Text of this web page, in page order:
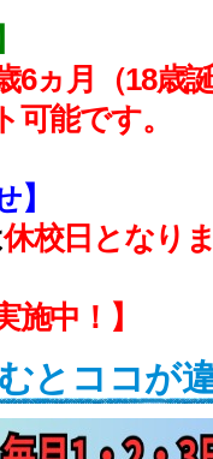
6ヵ月（18歳
能です。
休校日となり
施中！】
とココが